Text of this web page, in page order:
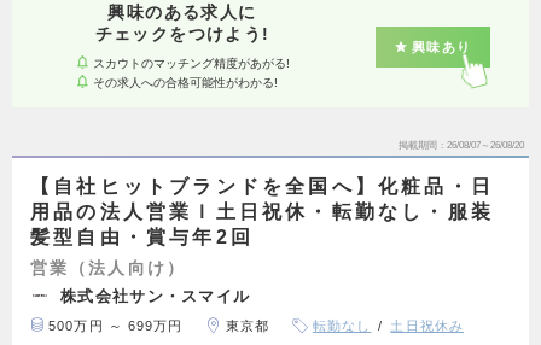
興味のある求人に
チェックをつけよう!
スカウトのマッチング精度があがる!
その求人への合格可能性がわかる!
興味あり
掲載期間 26/08/07～26/08/20
【自社ヒットブランドを全国へ】化粧品・日
用品の法人営業ｌ土日祝休・転勤なし・服装
髪型自由・賞与年2回
営業（法人向け）
株式会社サン・スマイル
500万円 ～ 699万円 東京都 転勤なし 土日祝休み